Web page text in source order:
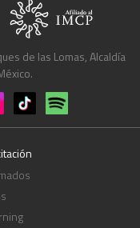
de las Lomas, Alcaldía